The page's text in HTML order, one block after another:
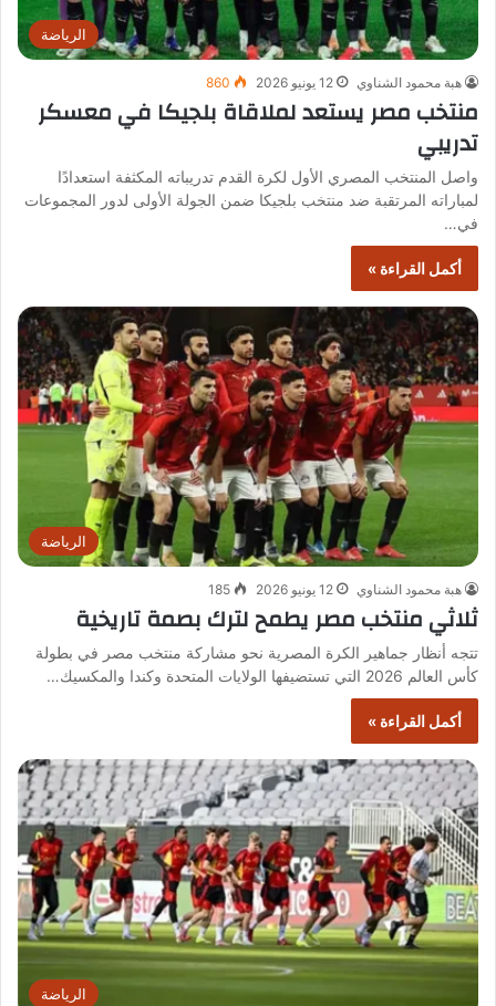
الرياضة
هبة محمود الشناوي 12 يونيو 2026 860
منتخب مصر يستعد لملاقاة بلجيكا في معسكر
تدريبي
واصل المنتخب المصري الأول لكرة القدم تدريباته المكثفة استعدادًا
لمباراته المرتقبة ضد منتخب بلجيكا ضمن الجولة الأولى لدور المجموعات
في…
أكمل القراءة »
الرياضة
هبة محمود الشناوي 12 يونيو 2026 185
ثلاثي منتخب مصر يطمح لترك بصمة تاريخية
تتجه أنظار جماهير الكرة المصرية نحو مشاركة منتخب مصر في بطولة
كأس العالم 2026 التي تستضيفها الولايات المتحدة وكندا والمكسيك…
أكمل القراءة »
الرياضة